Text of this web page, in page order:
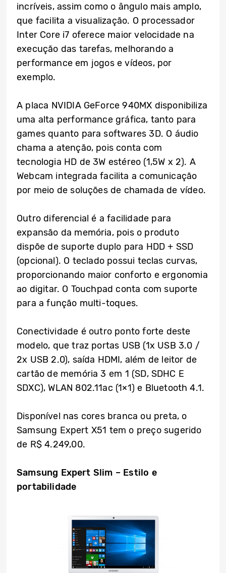
incríveis, assim como o ângulo mais amplo,
que facilita a visualização. O processador
Inter Core i7 oferece maior velocidade na
execução das tarefas, melhorando a
performance em jogos e vídeos, por
exemplo.
A placa NVIDIA GeForce 940MX disponibiliza
uma alta performance gráfica, tanto para
games quanto para softwares 3D. O áudio
chama a atenção, pois conta com
tecnologia HD de 3W estéreo (1,5W x 2). A
Webcam integrada facilita a comunicação
por meio de soluções de chamada de vídeo.
Outro diferencial é a facilidade para
expansão da memória, pois o produto
dispõe de suporte duplo para HDD + SSD
(opcional). O teclado possui teclas curvas,
proporcionando maior conforto e ergonomia
ao digitar. O Touchpad conta com suporte
para a função multi-toques.
Conectividade é outro ponto forte deste
modelo, que traz portas USB (1x USB 3.0 /
2x USB 2.0), saída HDMI, além de leitor de
cartão de memória 3 em 1 (SD, SDHC E
SDXC), WLAN 802.11ac (1×1) e Bluetooth 4.1.
Disponível nas cores branca ou preta, o
Samsung Expert X51 tem o preço sugerido
de R$ 4.249,00.
Samsung Expert Slim – Estilo e
portabilidade